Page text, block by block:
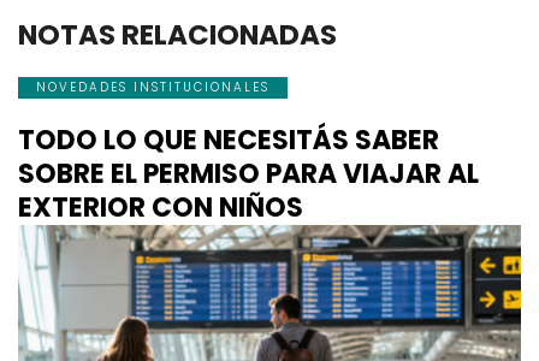
NOTAS RELACIONADAS
NOVEDADES INSTITUCIONALES
TODO LO QUE NECESITÁS SABER
SOBRE EL PERMISO PARA VIAJAR AL
EXTERIOR CON NIÑOS